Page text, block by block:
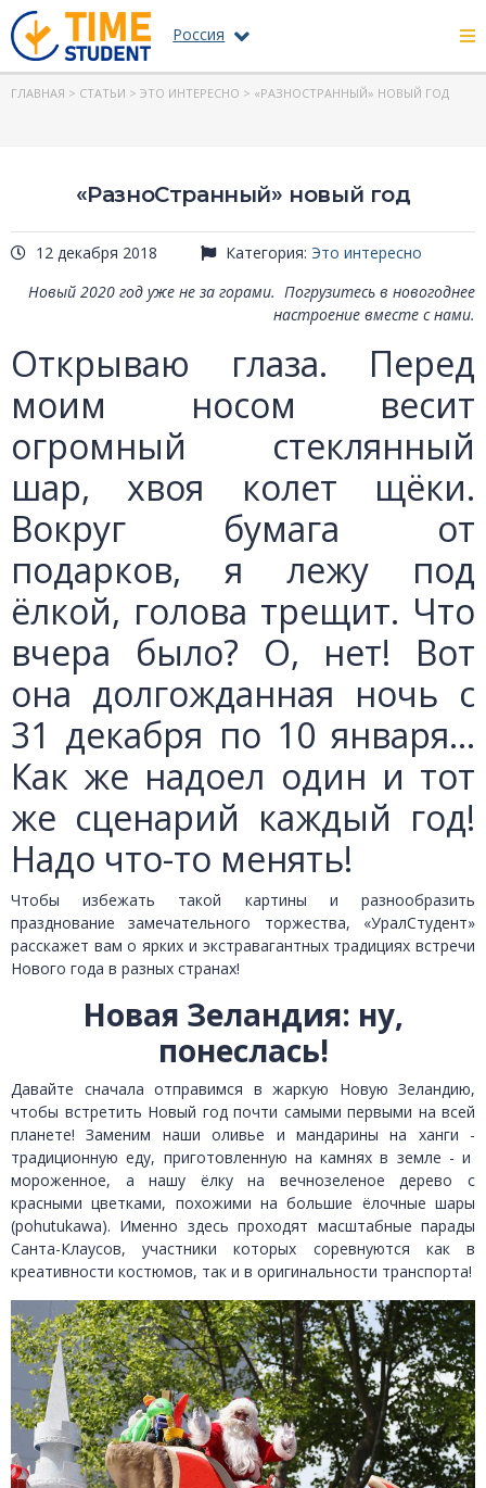
Россия
ГЛАВНАЯ > СТАТЬИ > ЭТО ИНТЕРЕСНО > «РАЗНОСТРАННЫЙ» НОВЫЙ ГОД
«РазноСтранный» новый год
12 декабря 2018 Категория: Это интересно
Новый 2020 год уже не за горами. Погрузитесь в новогоднее
настроение вместе с нами.
Открываю глаза. Перед
моим носом весит
огромный стеклянный
шар, хвоя колет щёки.
Вокруг бумага от
подарков, я лежу под
ёлкой, голова трещит. Что
вчера было? О, нет! Вот
она долгожданная ночь с
31 декабря по 10 января...
Как же надоел один и тот
же сценарий каждый год!
Надо что-то менять!
Чтобы избежать такой картины и разнообразить
празднование замечательного торжества, «УралСтудент»
расскажет вам о ярких и экстравагантных традициях встречи
Нового года в разных странах!
Новая Зеландия: ну,
понеслась!
Давайте сначала отправимся в жаркую Новую Зеландию,
чтобы встретить Новый год почти самыми первыми на всей
планете! Заменим наши оливье и мандарины на ханги -
традиционную еду, приготовленную на камнях в земле - и
мороженное, а нашу ёлку на вечнозеленое дерево с
красными цветками, похожими на большие ёлочные шары
(pohutukawa). Именно здесь проходят масштабные парады
Санта-Клаусов, участники которых соревнуются как в
креативности костюмов, так и в оригинальности транспорта!